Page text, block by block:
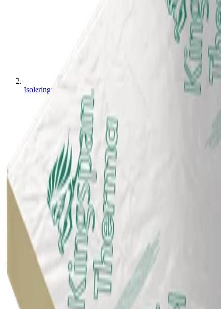
Isoleringsskivor
Takisoleringsskivor